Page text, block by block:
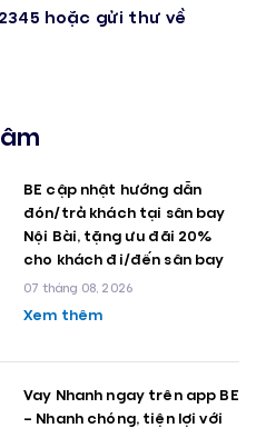
hoặc gửi thư về
BE cập nhật hướng dẫn
đón/trả khách tại sân bay
Nội Bài, tặng ưu đãi 20%
cho khách đi/đến sân bay
07 tháng 08, 2026
Xem thêm
Vay Nhanh ngay trên app BE
– Nhanh chóng, tiện lợi với